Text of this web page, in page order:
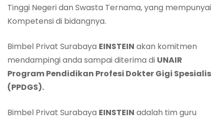
Tinggi Negeri dan Swasta Ternama, yang mempunyai
Kompetensi di bidangnya.
Bimbel Privat Surabaya EINSTEIN akan komitmen
mendampingi anda sampai diterima di UNAIR
Program Pendidikan Profesi DokterGigi Spesialis
(PPDGS).
Bimbel Privat Surabaya EINSTEIN adalah tim guru